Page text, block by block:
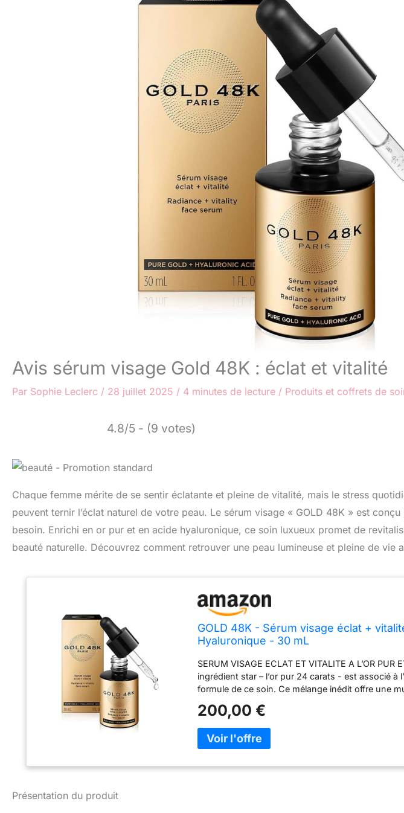
Avis sérum visage Gold 48K : éclat et vitalité
Par Sophie Leclerc / 28 juillet 2025 / 4 minutes de lecture / Produits et coffrets de
4.8/5 - (9 votes)
Chaque femme mérite de se sentir éclatante et pleine de vitalité, mais le stress
peuvent ternir l’éclat naturel de votre peau. Le sérum visage « GOLD 48K » est
besoin. Enrichi en or pur et en acide hyaluronique, ce soin luxueux promet de
beauté naturelle. Découvrez comment retrouver une peau lumineuse et pleine de vie
GOLD 48K - Sérum visage éclat +
Hyaluronique - 30 mL
SERUM VISAGE ECLAT ET VITALITE A L’OR PUR
ingrédient star – l’or pur 24 carats - est associé à
formule de ce soin. Ce mélange inédit offre une
l’acide hyaluronique hydrate durablement. Sa
ce qui lui permet de retrouver fraîcheur, luminosité
L’efficacité de notre formule est démontrée par
test par empreinte de peau, évaluation sur panel,
été testé sous contrôle dermatologique.
200,00 €
Présentation du produit